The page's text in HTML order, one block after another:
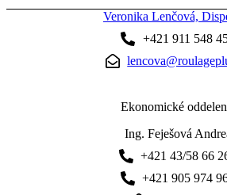
Veronika Lenčová,
+421 911 548
Ekonomické
Ing. Feješová
+421 43/58 66
+421 905 974